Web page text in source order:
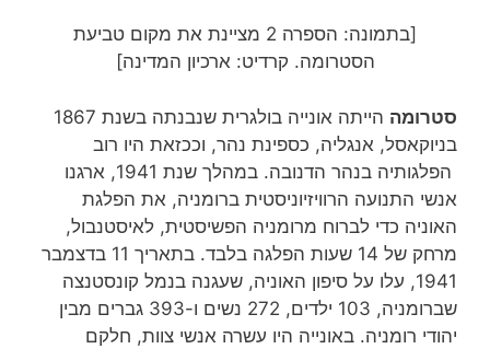
[בתמונה: הספרה 2 מציינת את מקום טביעת
הסטרומה. קרדיט: ארכיון המדינה]
סטרומה
הייתה אונייה בולגרית שנבנתה בשנת 1867
בניוקאסל, אנגליה, כספינת נהר, וככזאת היו רוב
הפלגותיה בנהר הדנובה. במהלך שנת 1941, ארגנו
אנשי התנועה הרוויזיוניסטית ברומניה, את הפלגת
האוניה כדי לברוח מרומניה הפשיסטית, לאיסטנבול,
מרחק של 14 שעות הפלגה בלבד. בתאריך 11 בדצמבר
1941, עלו על סיפון האוניה, שעגנה בנמל קונסטנצה
שברומניה, 103 ילדים, 272 נשים ו-393 גברים מבין
יהודי רומניה. באונייה היו עשרה אנשי צוות, חלקם